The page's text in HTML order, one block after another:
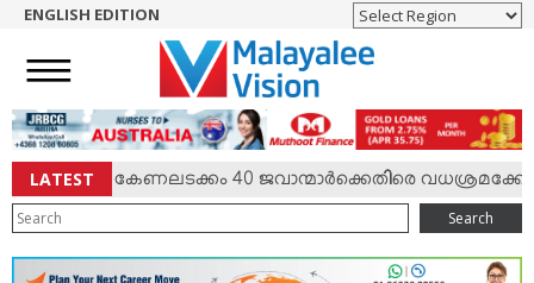
NEWS
ENGLISH
NRI
ENTERTAINMENT
MV SPECIAL
SPORTS
ENGLISH EDITION
LATESTകേണലടക്കം 40 ജവാന്മാര്‍ക്കെതിരെ വധശ്രമക്കേസ്
Search